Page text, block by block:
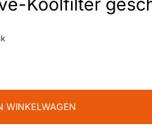
Koolfilter
WINKELWAGEN